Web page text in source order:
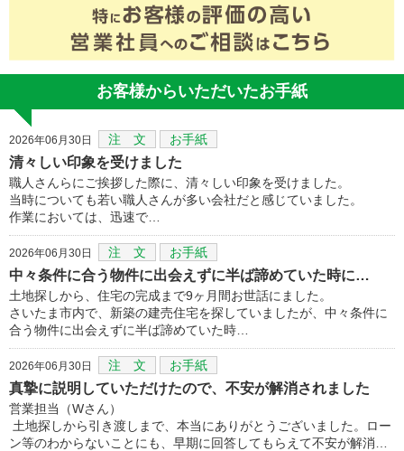
お客様からいただいたお手紙
2026年06月30日 注 文 お手紙
清々しい印象を受けました
職人さんらにご挨拶した際に、清々しい印象を受けました。
当時についても若い職人さんが多い会社だと感じていました。
作業においては、迅速で…
2026年06月30日 注 文 お手紙
中々条件に合う物件に出会えずに半ば諦めていた時に…
土地探しから、住宅の完成まで9ヶ月間お世話にました。
さいたま市内で、新築の建売住宅を探していましたが、中々条件に
合う物件に出会えずに半ば諦めていた時…
2026年06月30日 注 文 お手紙
真摯に説明していただけたので、不安が解消されました
営業担当（Wさん）
土地探しから引き渡しまで、本当にありがとうございました。ロー
ン等のわからないことにも、早期に回答してもらえて不安が解消…